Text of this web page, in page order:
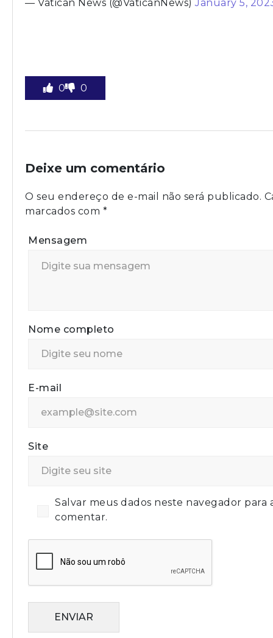
— Vatican News (@VaticanNews)January 5,
0 0
Deixe um comentário
O seu endereço de e-mail não será publicado.
marcados com *
Mensagem
Nome completo
E-mail
Site
Salvar meus dados neste navegador para
comentar.
ENVIAR